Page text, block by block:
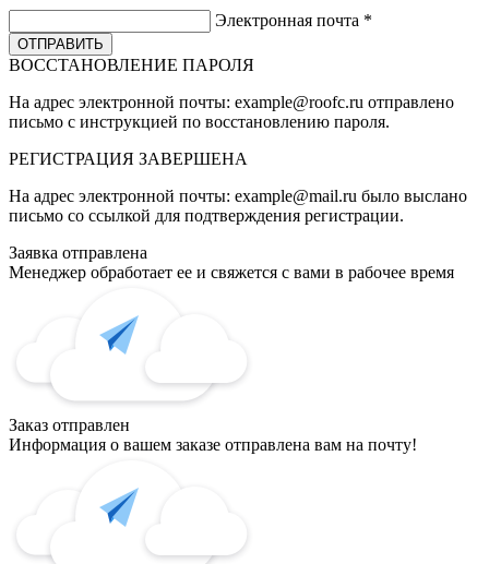
Электронная почта *
ВОССТАНОВЛЕНИЕ ПАРОЛЯ
На адрес электронной почты: example@roofc.ru отправлено
письмо с инструкцией по восстановлению пароля.
РЕГИСТРАЦИЯ ЗАВЕРШЕНА
На адрес электронной почты: example@mail.ru было выслано
письмо со ссылкой для подтверждения регистрации.
Заявка отправлена
Менеджер обработает ее и свяжется с вами в рабочее время
Заказ отправлен
Информация о вашем заказе отправлена вам на почту!